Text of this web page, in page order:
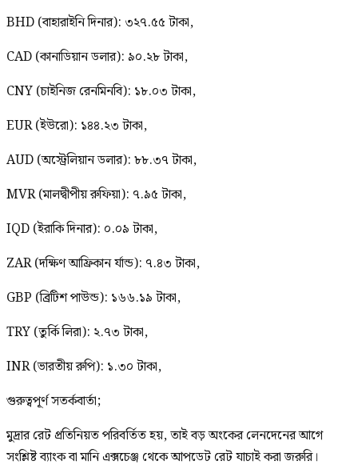
BHD (বাহারাইনি দিনার): ৩২৭.৫৫ টাকা,
CAD (কানাডিয়ান ডলার): ৯০.২৮ টাকা,
CNY (চাইনিজ রেনমিনবি): ১৮.০৩ টাকা,
EUR (ইউরো): ১৪৪.২৩ টাকা,
AUD (অস্ট্রেলিয়ান ডলার): ৮৮.৩৭ টাকা,
MVR (মালদ্বীপীয় রুফিয়া): ৭.৯৫ টাকা,
IQD (ইরাকি দিনার): ০.০৯ টাকা,
ZAR (দক্ষিণ আফ্রিকান র্যান্ড): ৭.৪৩ টাকা,
GBP (ব্রিটিশ পাউন্ড): ১৬৬.১৯ টাকা,
TRY (তুর্কি লিরা): ২.৭৩ টাকা,
INR (ভারতীয় রুপি): ১.৩০ টাকা,
গুরুত্বপূর্ণ সতর্কবার্তা;
মুদ্রার রেট প্রতিনিয়ত পরিবর্তিত হয়, তাই বড় অংকের লেনদেনের আগে
সংশ্লিষ্ট ব্যাংক বা মানি এক্সচেঞ্জ থেকে আপডেট রেট যাচাই করা জরুরি।